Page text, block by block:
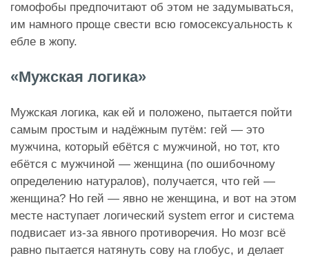
гомофобы предпочитают об этом не задумываться,
им намного проще свести всю гомосексуальность к
ебле в жопу.
«Мужская логика»
Мужская логика, как ей и положено, пытается пойти
самым простым и надёжным путём: гей — это
мужчина, который ебётся с мужчиной, но тот, кто
ебётся с мужчиной — женщина (по ошибочному
определению натуралов), получается, что гей —
женщина? Но гей — явно не женщина, и вот на этом
месте наступает логический system error и система
подвисает из-за явного противоречия. Но мозг всё
равно пытается натянуть сову на глобус, и делает